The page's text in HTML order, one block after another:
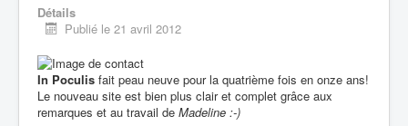
Détails
Publié le 21 avril 2012
In Poculis fait peau neuve pour la quatrième fois en onze ans!
Le nouveau site est bien plus clair et complet grâce aux
remarques et au travail de Madeline :-)